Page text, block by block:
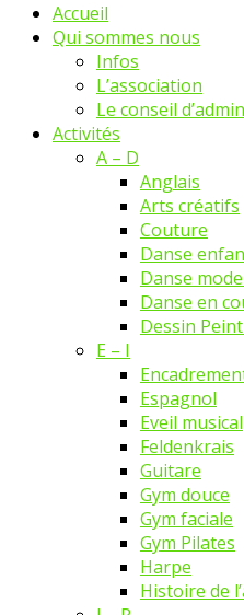
Accueil
Qui sommes nous
Infos
L’association
Le conseil
Activités
A – D
Anglais
Arts créatifs
Couture
Danse
Danse
Danse en
Dessin
E – I
Espagnol
Eveil musical
Feldenkrais
Guitare
Gym douce
Gym faciale
Gym Pilates
Harpe
Histoire de